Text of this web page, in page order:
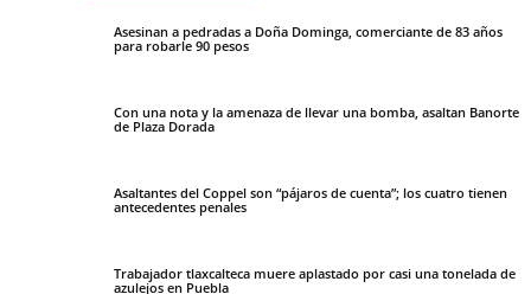
Asesinan a pedradas a Doña Dominga, comerciante de 83 años
para robarle 90 pesos
Con una nota y la amenaza de llevar una bomba, asaltan Banorte
de Plaza Dorada
Asaltantes del Coppel son “pájaros de cuenta”; los cuatro tienen
antecedentes penales
Trabajador tlaxcalteca muere aplastado por casi una tonelada de
azulejos en Puebla